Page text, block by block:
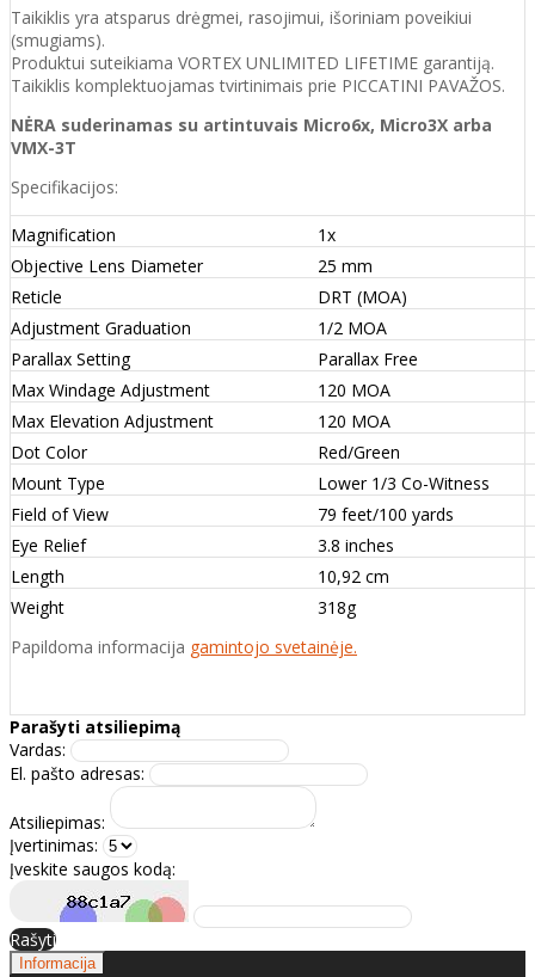
Taikiklis yra atsparus drėgmei, rasojimui, išoriniam poveikiui
(smugiams).
Produktui suteikiama VORTEX UNLIMITED LIFETIME garantiją.
Taikiklis komplektuojamas tvirtinimais prie PICCATINI PAVAŽOS.
NĖRA suderinamas su artintuvais Micro6x, Micro3X arba
VMX-3T
Specifikacijos:
Magnification
1x
Objective Lens Diameter
25 mm
Reticle
DRT (MOA)
Adjustment Graduation
1/2 MOA
Parallax Setting
Parallax Free
Max Windage Adjustment
120 MOA
Max Elevation Adjustment
120 MOA
Dot Color
Red/Green
Mount Type
Lower 1/3 Co-Witness
Field of View
79 feet/100 yards
Eye Relief
3.8 inches
Length
10,92 cm
Weight
318g
Papildoma informacija gamintojo svetainėje.
Parašyti atsiliepimą
Vardas:
El. pašto adresas:
Atsiliepimas:
Įvertinimas:
Įveskite saugos kodą:
Rašyti
Informacija